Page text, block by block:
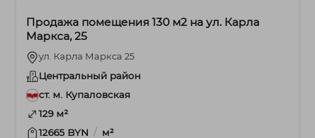
Продажа помещения 130 м2 на ул. Карла
Маркса, 25
ул. Карла Маркса 25
Центральный район
ст. м. Купаловская
129 м²
12665 BYN / м²